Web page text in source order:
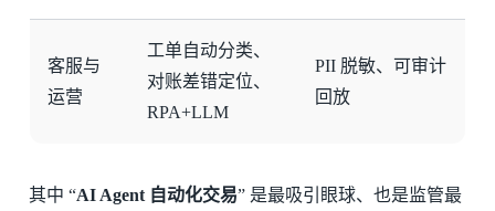
客服与
运营
工单自动分类、
对账差错定位、
RPA+LLM
PII 脱敏、可审计
回放
其中 “AI Agent 自动化交易” 是最吸引眼球、也是监管最